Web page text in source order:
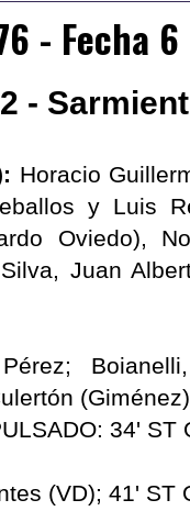
- Fecha 6
-
Horacio
y Luis
Oviedo),
Juan
34' ST
(VD); 41' ST